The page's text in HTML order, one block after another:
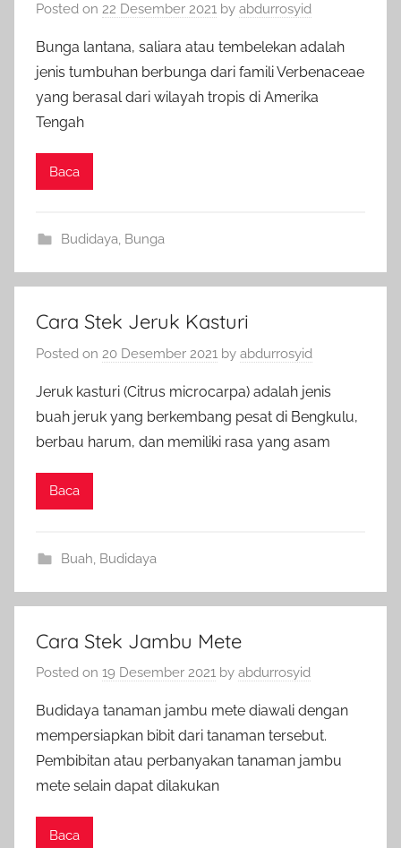
Posted on 22 Desember 2021 by abdurrosyid
Bunga lantana, saliara atau tembelekan adalah
jenis tumbuhan berbunga dari famili Verbenaceae
yang berasal dari wilayah tropis di Amerika
Tengah
Baca
Budidaya, Bunga
Cara Stek Jeruk Kasturi
Posted on 20 Desember 2021 by abdurrosyid
Jeruk kasturi (Citrus microcarpa) adalah jenis
buah jeruk yang berkembang pesat di Bengkulu,
berbau harum, dan memiliki rasa yang asam
Baca
Buah Budidaya
Cara Stek Jambu Mete
Posted on 19 Desember 2021 by abdurrosyid
Budidaya tanaman jambu mete diawali dengan
mempersiapkan bibit dari tanaman tersebut.
Pembibitan atau perbanyakan tanaman jambu
mete selain dapat dilakukan
Baca